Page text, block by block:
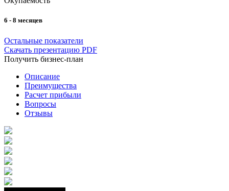
6 - 8 месяцев
Остальные показатели
Скачать презентацию PDF
Получить бизнес-план
Описание
Преимущества
Расчет прибыли
Вопросы
Отзывы